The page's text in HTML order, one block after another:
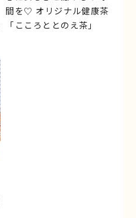
間を♡ オリジナル健康茶
「こころととのえ茶」